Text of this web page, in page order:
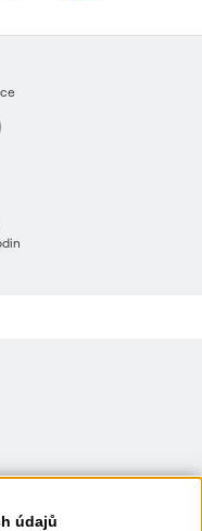
údajů